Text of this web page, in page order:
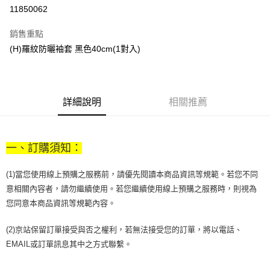
Google Pay
流程，驗證手機門號後，選擇欲分期的期數、繳款截止日，確認付款後即完
成交易。
4.訂單成立30分鐘內，如未前往確認交易或遇審核未通過，訂單將自動取
消。如遇「轉專審核」未通過狀況，表示未達大哥付你分期系統評分，恕無
法說明評估內容。
【繳款方式說明】
醒簡訊。
2.透過簡訊連結打開帳單後，可選擇「超商條碼／台灣大直營門市／銀行轉
【關於「AFTEE先享後付」】
便利好安心！
２．便利：只要手機號碼，簡訊認證，即可結帳。
３．安心：先確認商品／服務後，再付款。
【「AFTEE先享後付」結帳流程】
１．於結帳方式選擇「AFTEE先享後付」後，將跳轉至「AFTEE先享後付」
結帳頁面，進行簡訊認證並確認金額後，即可完成結帳。
運送方式
付款後全家取貨
每筆NT$70，滿NT$899(含以上)免運費
付款後7-11取貨
11850062
銷售重點
(H)羅紋防曬袖套 黑色40cm(1對入)
詳細說明 相關推薦
一、訂購須知：
(1)當您使用線上預購之服務前，請優先閱讀本商品資訊等規範。若您不同
意相關內容者，請勿繼續使用。若您繼續使用線上預購之服務時，則視為
您同意本商品資訊等規範內容。
(2)京站保留訂單接受與否之權利，若無法接受您的訂單，將以電話、
EMAIL或訂單訊息其中之方式聯繫。